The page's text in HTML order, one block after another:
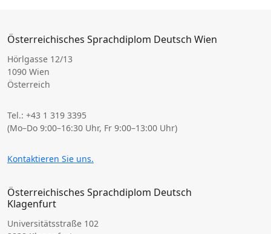
Österreichisches Sprachdiplom Deutsch Wien
Hörlgasse 12/13
1090 Wien
Österreich
Tel.: +43 1 319 3395
(Mo–Do 9:00–16:30 Uhr, Fr 9:00–13:00 Uhr)
Kontaktieren Sie uns.
Österreichisches Sprachdiplom Deutsch
Klagenfurt
Universitätsstraße 102